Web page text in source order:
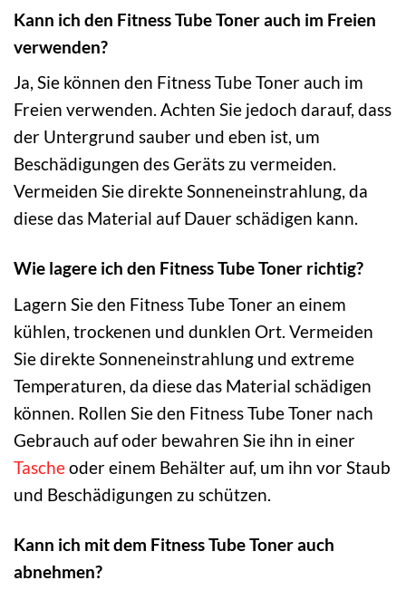
Kann ich den Fitness Tube Toner auch im Freien
verwenden?
Ja, Sie können den Fitness Tube Toner auch im
Freien verwenden. Achten Sie jedoch darauf, dass
der Untergrund sauber und eben ist, um
Beschädigungen des Geräts zu vermeiden.
Vermeiden Sie direkte Sonneneinstrahlung, da
diese das Material auf Dauer schädigen kann.
Wie lagere ich den Fitness Tube Toner richtig?
Lagern Sie den Fitness Tube Toner an einem
kühlen, trockenen und dunklen Ort. Vermeiden
Sie direkte Sonneneinstrahlung und extreme
Temperaturen, da diese das Material schädigen
können. Rollen Sie den Fitness Tube Toner nach
Gebrauch auf oder bewahren Sie ihn in einer
Tascheoder einem Behälter auf, um ihn vor Staub
und Beschädigungen zu schützen.
Kann ich mit dem Fitness Tube Toner auch
abnehmen?